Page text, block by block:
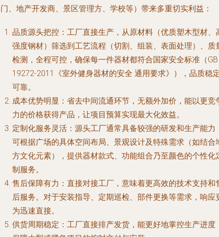
、地产开发商、景区管理方、学校等）带来多重切实利益：
品质源头把控 ：工厂直接生产，从原材料（优质塑木型材、
强度钢材）筛选到工艺流程（切割、组装、表面处理）、质
检测，全程可控，确保每一件器材都符合国家安全标准（GB
19272-2011《室外健身器材的安全 通用要求》），品质稳
可靠。
成本优势明显 ：省去中间流通环节，无额外加价，能以更竞
力的价格获得产品，让项目预算实现最大化效益。
定制化服务灵活 ：源头工厂通常具备较强的研发和生产能力
可根据广场的具体空间布局、景观设计及特殊需求（如结合
方文化元素），提供器材款式、功能组合乃至颜色的个性化
制服务。
售后保障有力 ：直接对接工厂，意味着更高效的技术支持和
后服务。对于安装指导、定期巡检、部件更换等需求，响应
为迅速直接。
供货周期稳定 ：工厂直接排产发货，能更好地掌控生产进度